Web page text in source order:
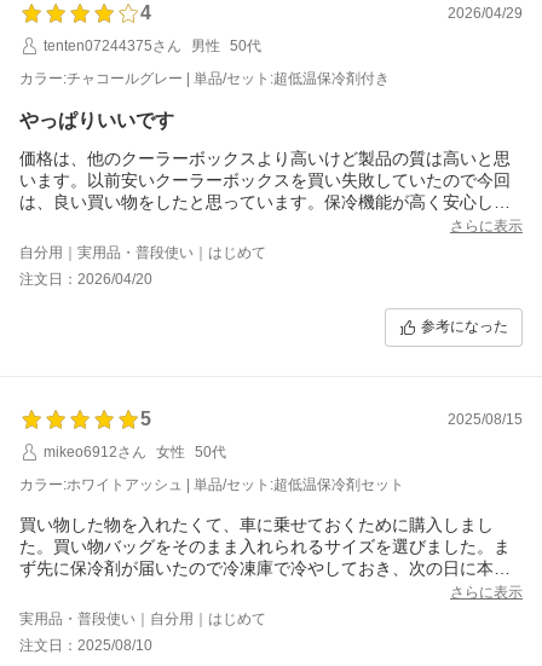
4
2026/04/29
tenten07244375さん
男性
50代
カラー:チャコールグレー | 単品/セット:超低温保冷剤付き
やっぱりいいです
価格は、他のクーラーボックスより高いけど製品の質は高いと思
います。以前安いクーラーボックスを買い失敗していたので今回
は、良い買い物をしたと思っています。保冷機能が高く安心して
さらに表示
自分用｜実用品・普段使い｜はじめて
注文日：2026/04/20
参考になった
5
2025/08/15
mikeo6912さん
女性
50代
カラー:ホワイトアッシュ | 単品/セット:超低温保冷剤セット
買い物した物を入れたくて、車に乗せておくために購入しまし
た。買い物バッグをそのまま入れられるサイズを選びました。ま
ず先に保冷剤が届いたので冷凍庫で冷やしておき、次の日に本体
が配達されたので早速使用しました。使用時間が短かったので、
保冷剤を入れたまま次の日、もちろん車は炎天下で、さて保冷剤
を確かめてみると、溶けてました。ですが、恐ろしい暑さの車内
とクーラーボックスの中の温度差は全く違いました。もうちょっ
さらに表示
実用品・普段使い｜自分用｜はじめて
注文日：2025/08/10